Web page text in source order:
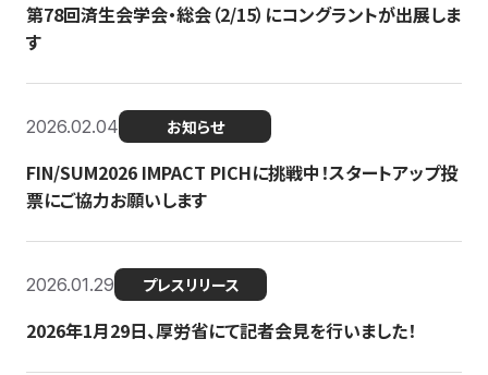
第78回済生会学会・総会（2/15）にコングラントが出展しま
す
2026.02.04 お知らせ
FIN/SUM2026 IMPACT PICHに挑戦中！スタートアップ投
票にご協力お願いします
2026.01.29 プレスリリース
2026年1月29日、厚労省にて記者会見を行いました！